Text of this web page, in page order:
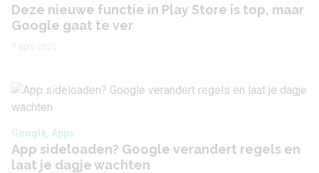
Deze nieuwe functie in Play Store is top, maar
Google gaat te ver
Google, Apps
App sideloaden? Google verandert regels en
laat je dagje wachten